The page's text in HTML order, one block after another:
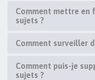
Comment mettre en
sujets ?
Comment surveiller
Comment puis-je
sujets ?